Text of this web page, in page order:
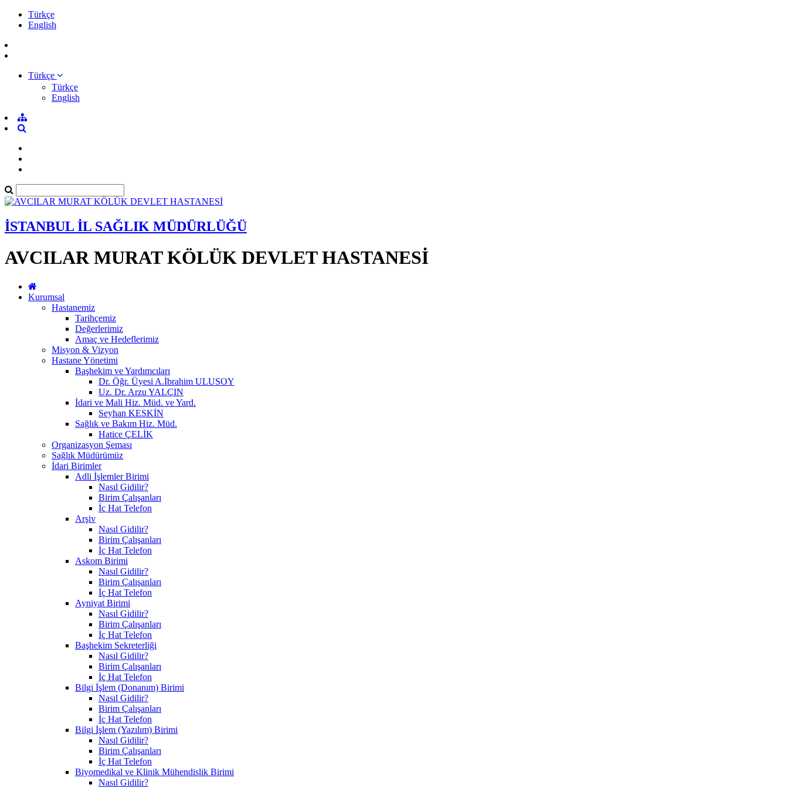
Türkçe
English
Türkçe
Türkçe
English
İSTANBUL İL SAĞLIK MÜDÜRLÜĞÜ
AVCILAR MURAT KÖLÜK DEVLET HASTANESİ
Kurumsal
Hastanemiz
Tarihçemiz
Değerlerimiz
Amaç ve Hedeflerimiz
Misyon & Vizyon
Hastane Yönetimi
Başhekim ve Yardımcıları
Dr. Öğr. Üyesi A.İbrahim ULUSOY
Uz. Dr. Arzu YALÇIN
İdari ve Mali Hiz. Müd. ve Yard.
Seyhan KESKİN
Sağlık ve Bakım Hiz. Müd.
Hatice ÇELİK
Organizasyon Şeması
Sağlık Müdürümüz
İdari Birimler
Adli İşlemler Birimi
Nasıl Gidilir?
Birim Çalışanları
İç Hat Telefon
Arşiv
Nasıl Gidilir?
Birim Çalışanları
İç Hat Telefon
Askom Birimi
Nasıl Gidilir?
Birim Çalışanları
İç Hat Telefon
Ayniyat Birimi
Nasıl Gidilir?
Birim Çalışanları
İç Hat Telefon
Başhekim Sekreterliği
Nasıl Gidilir?
Birim Çalışanları
İç Hat Telefon
Bilgi İşlem (Donanım) Birimi
Nasıl Gidilir?
Birim Çalışanları
İç Hat Telefon
Bilgi İşlem (Yazılım) Birimi
Nasıl Gidilir?
Birim Çalışanları
İç Hat Telefon
Biyomedikal ve Klinik Mühendislik Birimi
Nasıl Gidilir?